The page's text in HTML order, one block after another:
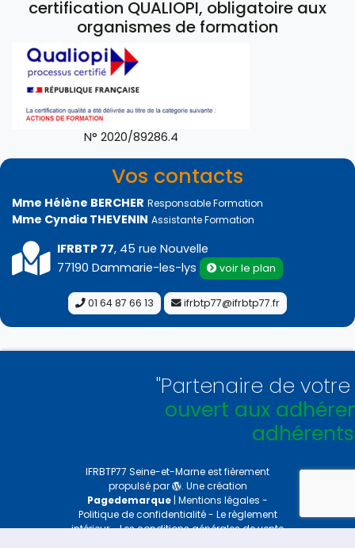
certification QUALIOPI, obligatoire aux
organismes de formation
N° 2020/89286.4
Vos contacts
Mme Hélène BERCHER Responsable Formation
Mme Cyndia THEVENIN Assistante Formation
IFRBTP 77, 45 rue Nouvelle
77190 Dammarie-les-lys
voir le plan
01 64 87 66 13 ifrbtp77@ifrbtp77.fr
"Partenaire de votre
ouvert aux adhérents
adhérents !"
IFRBTP77 Seine-et-Marneest fièrement
propulsé par
. Une création
Pagedemarque | Mentions légales -
Politique de confidentialité- Le règlement
intérieur-Les conditions générales de vente